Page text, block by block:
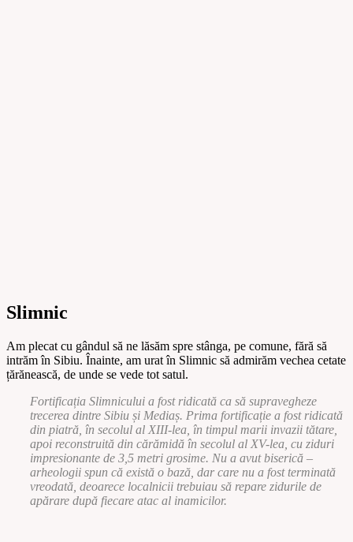
Slimnic
Am plecat cu gândul să ne lăsăm spre stânga, pe comune, fără să
intrăm în Sibiu. Înainte, am urat în Slimnic să admirăm vechea cetate
țărănească, de unde se vede tot satul.
Fortificația Slimnicului a fost ridicată ca să supravegheze
trecerea dintre Sibiu și Mediaș. Prima fortificație a fost ridicată
din piatră, în secolul al XIII-lea, în timpul marii invazii tătare,
apoi reconstruită din cărămidă în secolul al XV-lea, cu ziduri
impresionante de 3,5 metri grosime. Nu a avut biserică –
arheologii spun că există o bază, dar care nu a fost terminată
vreodată, deoarece localnicii trebuiau să repare zidurile de
apărare după fiecare atac al inamicilor.